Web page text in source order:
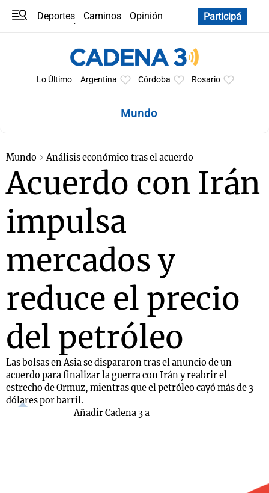
Deportes Caminos
Opinión
Participá
Lo Último Argentina Córdoba Rosario
Mundo
Mundo Análisis económico tras el acuerdo
Acuerdo con Irán
impulsa
mercados y
reduce el precio
del petróleo
Las bolsas en Asia se dispararon tras el anuncio de un
acuerdo para finalizar la guerra con Irán y reabrir el
estrecho de Ormuz, mientras que el petróleo cayó más de 3
dólares por barril.
Añadir Cadena 3 a